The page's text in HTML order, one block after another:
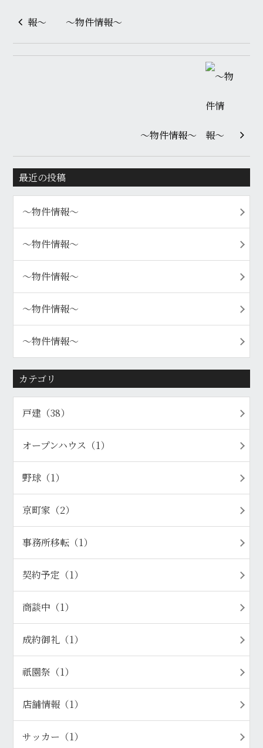
〜物件情報〜
〜物件情報〜
最近の投稿
〜物件情報〜
〜物件情報〜
〜物件情報〜
〜物件情報〜
〜物件情報〜
カテゴリ
戸建（38）
オープンハウス（1）
野球（1）
京町家（2）
事務所移転（1）
契約予定（1）
商談中（1）
成約御礼（1）
祇園祭（1）
店舗情報（1）
サッカー（1）